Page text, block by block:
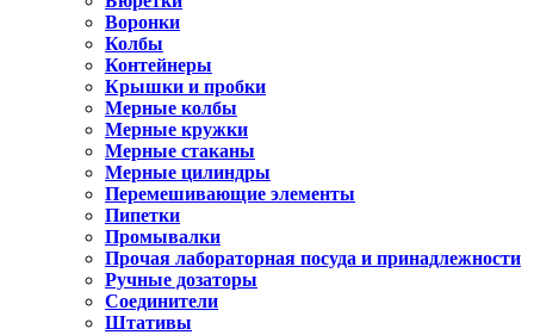
Воронки
Колбы
Контейнеры
Крышки и пробки
Мерные колбы
Мерные кружки
Мерные стаканы
Мерные цилиндры
Перемешивающие элементы
Пипетки
Промывалки
Прочая лабораторная посуда и принадлежности
Ручные дозаторы
Соединители
Штативы